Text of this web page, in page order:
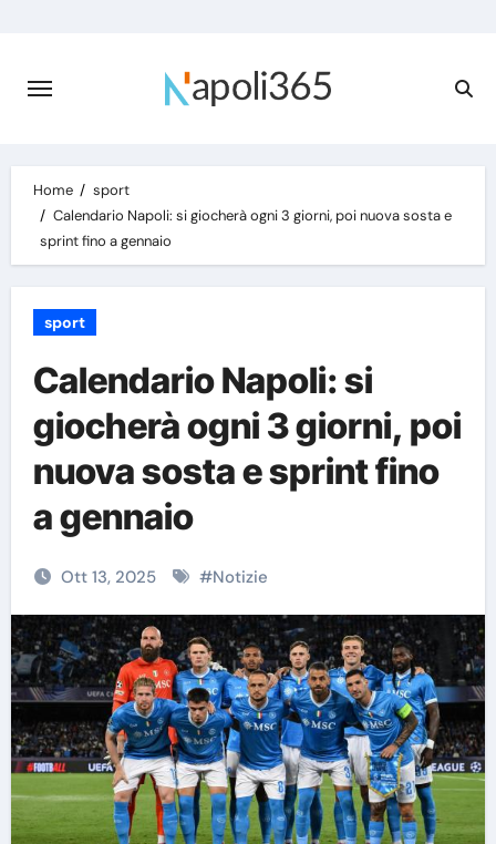
content
Home
sport
Calendario Napoli: si giocherà ogni 3 giorni, poi nuova sosta e
sprint fino a gennaio
sport
Calendario Napoli: si
giocherà ogni 3 giorni, poi
nuova sosta e sprint fino
a gennaio
Ott 13, 2025 #Notizie